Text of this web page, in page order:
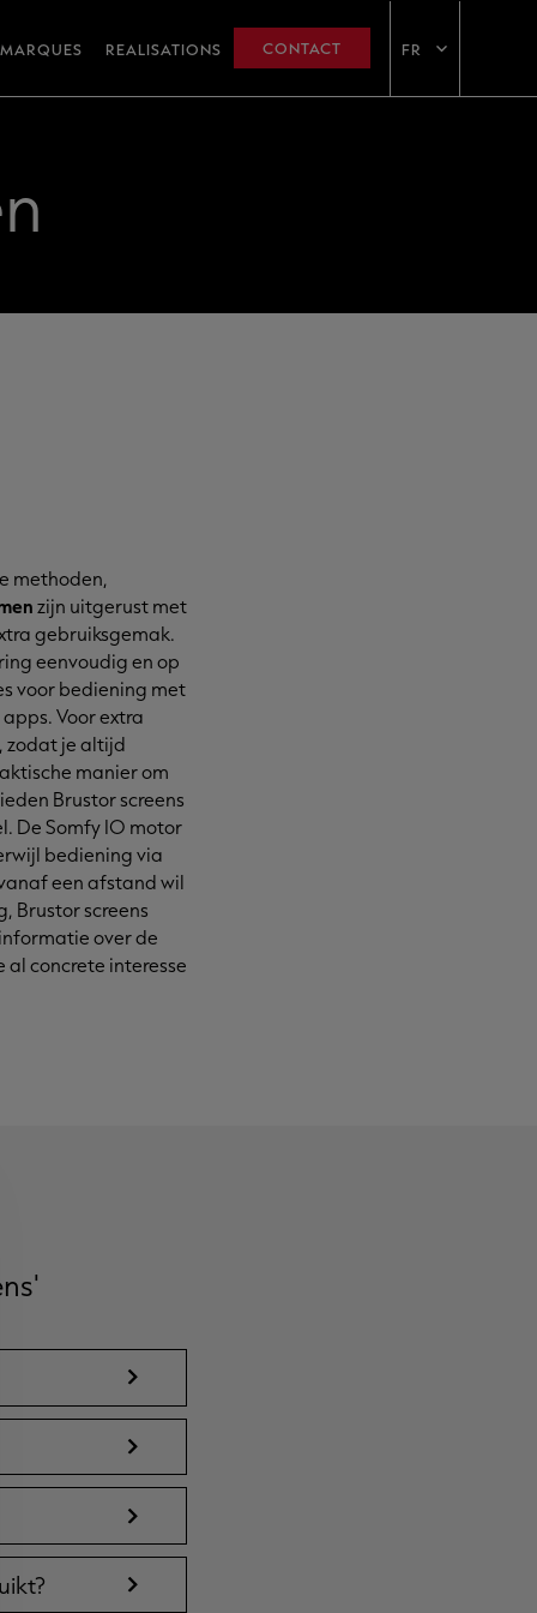
MARQUES REALISATIONS CONTACT FR
methoden,
zijn uitgerust met
gebruiksgemak.
eenvoudig en op
voor bediening met
Voor extra
zodat je altijd
manier om
Brustor screens
De Somfy IO motor
bediening via
een afstand wil
Brustor screens
over de
al concrete interesse